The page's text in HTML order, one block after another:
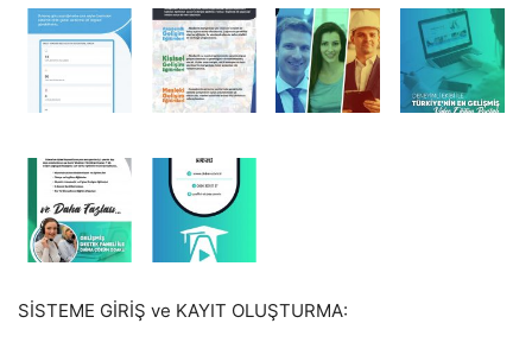
SİSTEME GİRİŞ ve KAYIT OLUŞTURMA: